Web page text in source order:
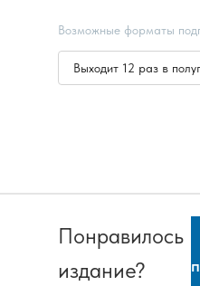
Возможные форматы
Выходит 12 раз в
Понравилось
издание?